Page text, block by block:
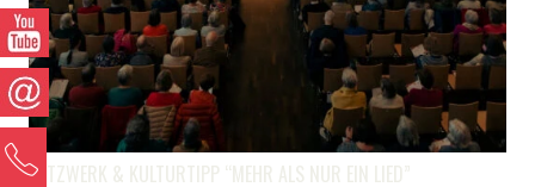
NETZWERK & KULTURTIPP “MEHR ALS NUR EIN LIED”